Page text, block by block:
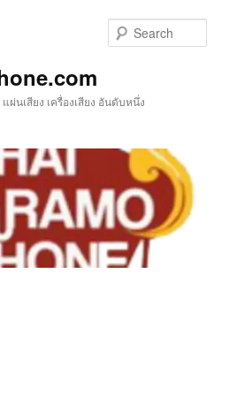
นเสียง เครื่องเสียง อันดับหนึ่ง